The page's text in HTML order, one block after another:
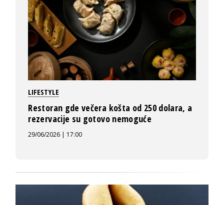
LIFESTYLE
Restoran gde večera košta od 250 dolara, a
rezervacije su gotovo nemoguće
29/06/2026 | 17:00